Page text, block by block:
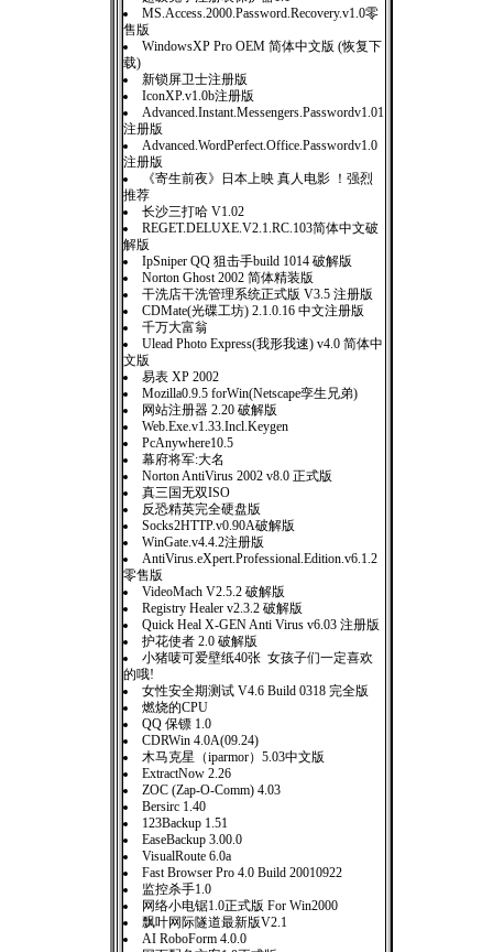
MS.Access.2000.Password.Recovery.v1.0零
售版
WindowsXP Pro OEM 简体中文版 (恢复下
载)
新锁屏卫士注册版
IconXP.v1.0b注册版
Advanced.Instant.Messengers.Passwordv1.01
注册版
Advanced.WordPerfect.Office.Passwordv1.0
注册版
《寄生前夜》日本上映 真人电影 ！强烈
推荐
长沙三打哈 V1.02
REGET.DELUXE.V2.1.RC.103简体中文破
解版
IpSniper QQ 狙击手build 1014 破解版
Norton Ghost 2002 简体精装版
干洗店干洗管理系统正式版 V3.5 注册版
CDMate(光碟工坊) 2.1.0.16 中文注册版
千万大富翁
Ulead Photo Express(我形我速) v4.0 简体中
文版
易表 XP 2002
Mozilla0.9.5 forWin(Netscape孪生兄弟)
网站注册器 2.20 破解版
Web.Exe.v1.33.Incl.Keygen
PcAnywhere10.5
幕府将军:大名
Norton AntiVirus 2002 v8.0 正式版
真三国无双ISO
反恐精英完全硬盘版
Socks2HTTP.v0.90A破解版
WinGate.v4.4.2注册版
AntiVirus.eXpert.Professional.Edition.v6.1.2
零售版
VideoMach V2.5.2 破解版
Registry Healer v2.3.2 破解版
Quick Heal X-GEN Anti Virus v6.03 注册版
护花使者 2.0 破解版
小猪唛可爱壁纸40张 女孩子们一定喜欢
的哦!
女性安全期测试 V4.6 Build 0318 完全版
燃烧的CPU
QQ 保镖 1.0
CDRWin 4.0A(09.24)
木马克星（iparmor）5.03中文版
ExtractNow 2.26
ZOC (Zap-O-Comm) 4.03
Bersirc 1.40
123Backup 1.51
EaseBackup 3.00.0
VisualRoute 6.0a
Fast Browser Pro 4.0 Build 20010922
监控杀手1.0
网络小电锯1.0正式版 For Win2000
飘叶网际隧道最新版V2.1
AI RoboForm 4.0.0